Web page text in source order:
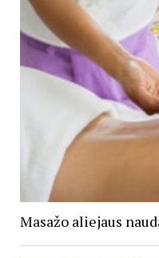
Masažo aliejaus